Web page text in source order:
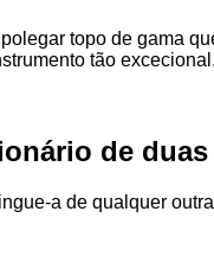
topo de gama
tão excecional.
de
a de qualquer